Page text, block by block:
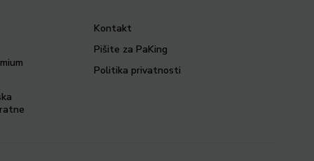
Kontakt
Pišite za PaKing
Politika privatnosti